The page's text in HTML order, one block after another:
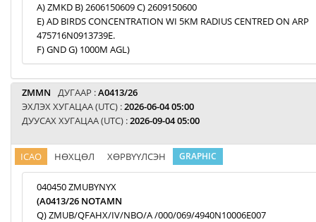
A) ZMKD B) 2606150609 C) 2609150600
E) AD BIRDS CONCENTRATION WI 5KM RADIUS CENTRED ON ARP
475716N0913739E.
F) GND G) 1000M AGL)
ZMMN ДУГААР :A0413/26
ЭХЛЭХ ХУГАЦАА (UTC) :2026-06-04 05:00
ДУУСАХ ХУГАЦАА (UTC) :2026-09-04 05:00
ICAO НӨХЦӨЛ ХӨРВҮҮЛСЭН GRAPHIC
040450 ZMUBYNYX
(A0413/26 NOTAMN
Q) ZMUB/QFAHX/IV/NBO/A /000/069/4940N10006E007